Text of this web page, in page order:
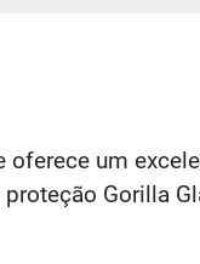
oferece um
Gorilla